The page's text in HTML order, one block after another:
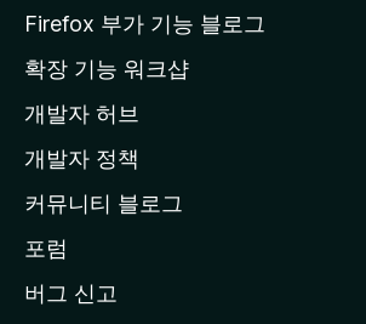
a
페
이
지
이
동
Firefox 부가 기능 블로그
확장 기능 워크샵
개발자 허브
개발자 정책
커뮤니티 블로그
포럼
버그 신고